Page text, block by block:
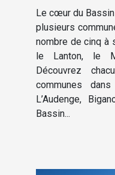
Le cœur du
plusieurs
nombre de cinq à
le Lanton, le
Découvrez
communes
L’Audenge,
Bassin...